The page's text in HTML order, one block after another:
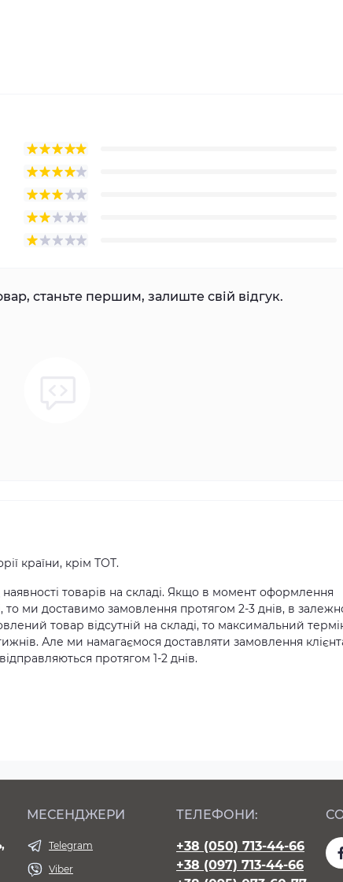
станьте першим, залиште свій відгук.
країни, крім ТОТ.
товарів на складі. Якщо в момент оформлення
то ми доставимо замовлення протягом 2-3 днів, в
товар відсутній на складі, то максимальний
Але ми намагаємося доставляти замовлення
протягом 1-2 днів.
МЕСЕНДЖЕРИ
Telegram
Viber
ТЕЛЕФОНИ:
+38 (050) 713-44-66
+38 (097) 713-44-66